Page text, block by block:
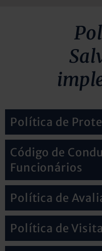
Política de
Código de
Funcionários
Política de
Política de